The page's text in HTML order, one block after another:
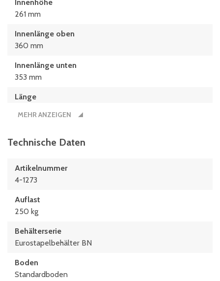
Innenhöhe
261 mm
Innenlänge oben
360 mm
Innenlänge unten
353 mm
Länge
MEHR ANZEIGEN
Technische Daten
Artikelnummer
4-1273
Auflast
250 kg
Behälterserie
Eurostapelbehälter BN
Boden
Standardboden